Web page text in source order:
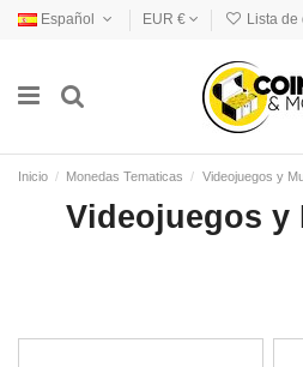
Español EUR € Lista de
Inicio Monedas Tematicas Videojuegos y
Videojuegos y